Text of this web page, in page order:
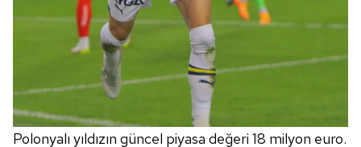
Polonyalı yıldızın güncel piyasa değeri 18 milyon euro.